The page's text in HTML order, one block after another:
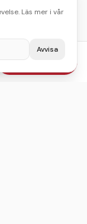
Boka julbord
Läs mer i vår
Avvisa